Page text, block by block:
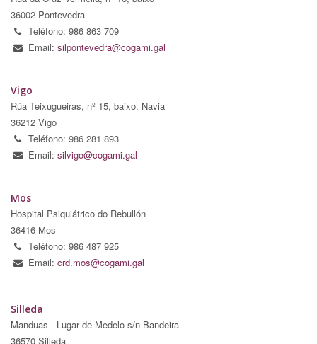
36002 Pontevedra
Teléfono: 986 863 709
Email: silpontevedra@cogami.gal
Vigo
Rúa Teixugueiras, nº 15, baixo. Navia
36212 Vigo
Teléfono: 986 281 893
Email: silvigo@cogami.gal
Mos
Hospital Psiquiátrico do Rebullón
36416 Mos
Teléfono: 986 487 925
Email: crd.mos@cogami.gal
Silleda
Manduas - Lugar de Medelo s/n Bandeira
36570 Silleda